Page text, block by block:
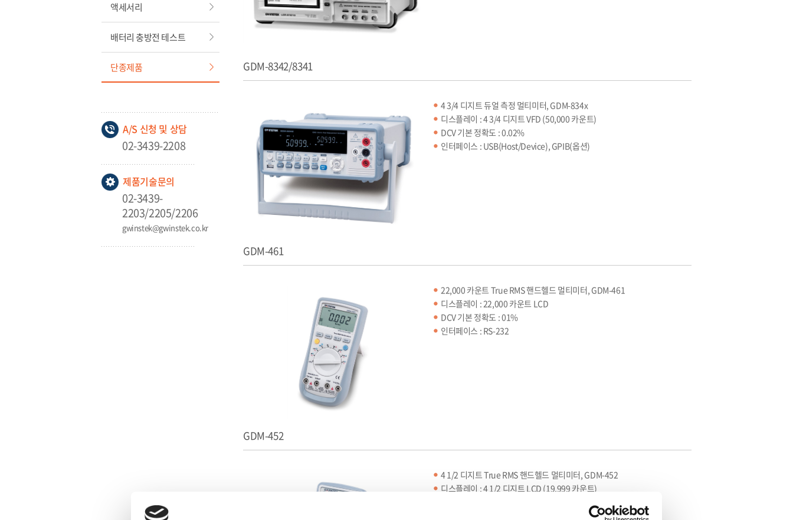
액세서리
배터리 충방전 테스트
단종제품
A/S 신청 및 상담
02-3439-2208
제품기술문의
02-3439-
2203/2205/2206
gwinstek@gwinstek.co.kr
GDM-8342/8341
4 3/4 디지트 듀얼 측정 멀티미터, GDM-834x
디스플레이 : 4 3/4 디지트 VFD (50,000 카운트)
DCV 기본 정확도 : 0.02%
인터페이스 : USB(Host/Device), GPIB(옵션)
GDM-461
22,000 카운트 True RMS 핸드헬드 멀티미터, GDM-461
디스플레이 : 22,000 카운트 LCD
DCV 기본 정확도 : 01%
인터페이스 : RS-232
GDM-452
4 1/2 디지트 True RMS 핸드헬드 멀티미터, GDM-452
디스플레이 : 4 1/2 디지트 LCD (19,999 카운트)